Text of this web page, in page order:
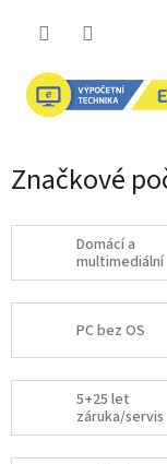
Značkové
Domácí a
multimediální
PC bez OS
5+25 let
záruka/servis